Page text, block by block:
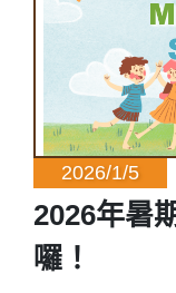
2026/1/5
2026年暑
囉！